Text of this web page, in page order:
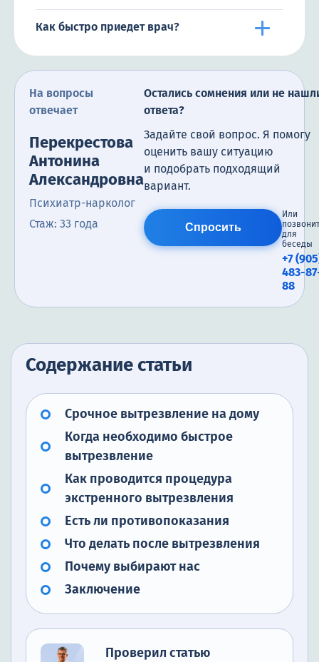
Как быстро приедет врач?
На вопросы
отвечает
Перекрестова
Антонина
Александровна
Психиатр-нарколог
Стаж: 33 года
Остались сомнения или не
ответа?
Задайте свой вопрос. Я помогу
оценить вашу ситуацию
и подобрать подходящий
вариант.
Спросить
Или
для
беседы
+7
483-
88
Содержание статьи
Срочное вытрезвление на дому
Когда необходимо быстрое
вытрезвление
Как проводится процедура
экстренного вытрезвления
Есть ли противопоказания
Что делать после вытрезвления
Почему выбирают нас
Заключение
Проверил статью